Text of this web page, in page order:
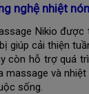
nghệ nhiệt
Nikio
giúp cải thiện
còn hỗ trợ quá
massage và
sống.